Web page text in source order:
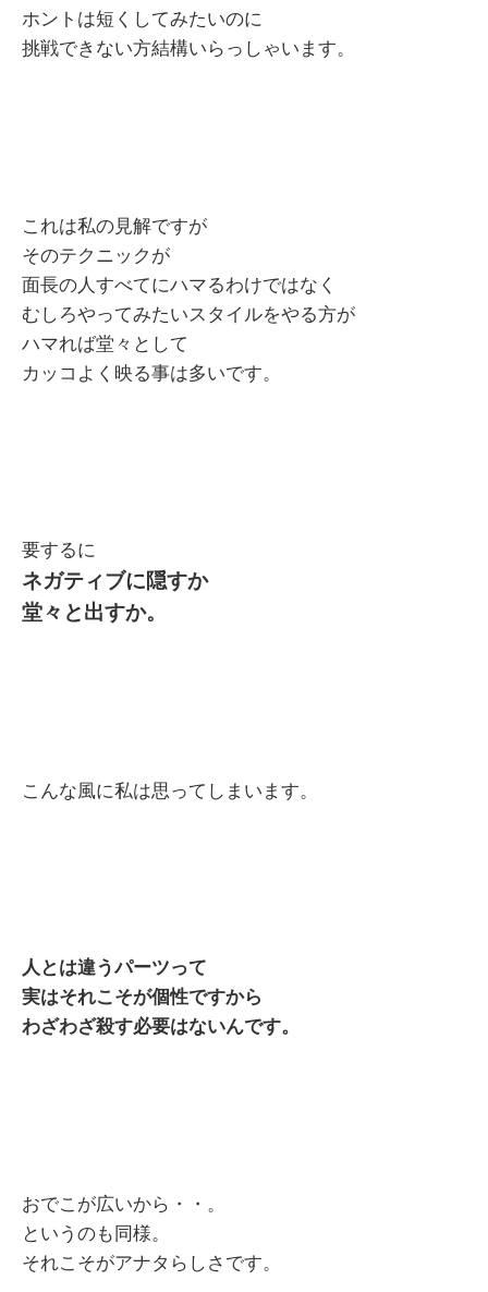
ホントは短くしてみたいのに
挑戦できない方結構いらっしゃいます。
これは私の見解ですが
そのテクニックが
面長の人すべてにハマるわけではなく
むしろやってみたいスタイルをやる方が
ハマれば堂々として
カッコよく映る事は多いです。
要するに
ネガティブに隠すか
堂々と出すか。
こんな風に私は思ってしまいます。
人とは違うパーツって
実はそれこそが個性ですから
わざわざ殺す必要はないんです。
おでこが広いから・・。
というのも同様。
それこそがアナタらしさです。